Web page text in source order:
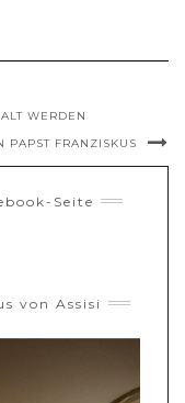
WERDEN
PAPST FRANZISKUS
Seite
von Assisi